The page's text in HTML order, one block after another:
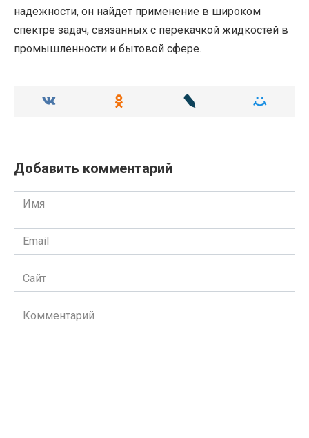
надежности, он найдет применение в широком
спектре задач, связанных с перекачкой жидкостей в
промышленности и бытовой сфере.
Добавить комментарий
Имя
Email
Сайт
Комментарий